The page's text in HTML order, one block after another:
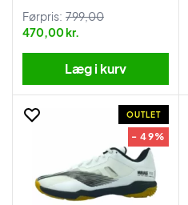
Førpris: 799,00
470,00 kr.
Læg i kurv
OUTLET
- 49%